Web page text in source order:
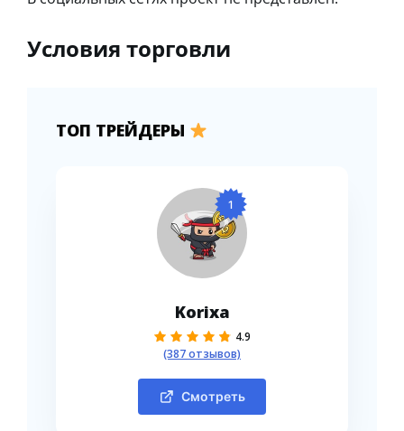
Условия торговли
ТОП ТРЕЙДЕРЫ
1
Korixa
4.9
(387 отзывов)
Смотреть